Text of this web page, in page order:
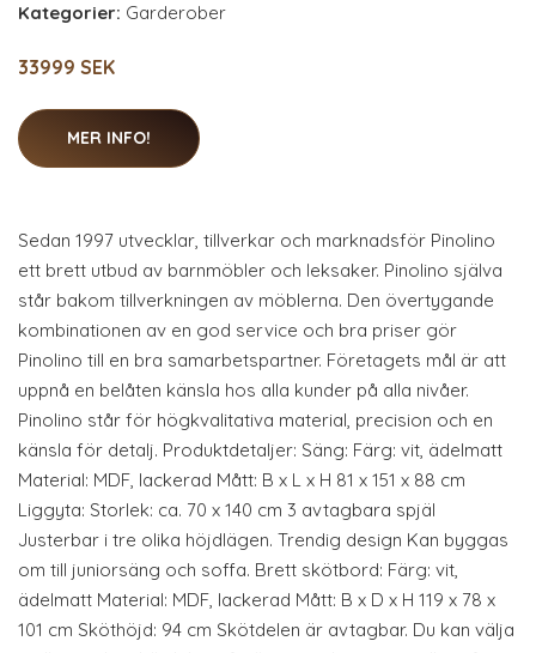
Kategorier: Garderober
33999 SEK
MER INFO!
Sedan 1997 utvecklar, tillverkar och marknadsför Pinolino
ett brett utbud av barnmöbler och leksaker. Pinolino själva
står bakom tillverkningen av möblerna. Den övertygande
kombinationen av en god service och bra priser gör
Pinolino till en bra samarbetspartner. Företagets mål är att
uppnå en belåten känsla hos alla kunder på alla nivåer.
Pinolino står för högkvalitativa material, precision och en
känsla för detalj. Produktdetaljer: Säng: Färg: vit, ädelmatt
Material: MDF, lackerad Mått: B x L x H 81 x 151 x 88 cm
Liggyta: Storlek: ca. 70 x 140 cm 3 avtagbara spjäl
Justerbar i tre olika höjdlägen. Trendig design Kan byggas
om till juniorsäng och soffa. Brett skötbord: Färg: vit,
ädelmatt Material: MDF, lackerad Mått: B x D x H 119 x 78 x
101 cm Sköthöjd: 94 cm Skötdelen är avtagbar. Du kan välja